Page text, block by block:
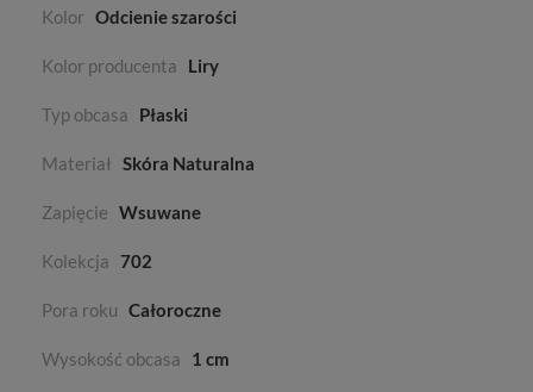
Kolor Odcienie szarości
Kolor producenta Liry
Typ obcasa Płaski
Materiał Skóra Naturalna
Zapięcie Wsuwane
Kolekcja 702
Pora roku Całoroczne
Wysokość obcasa 1 cm